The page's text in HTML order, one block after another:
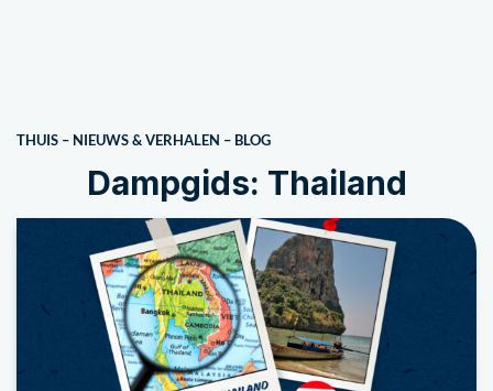
THUIS – NIEUWS & VERHALEN – BLOG
Dampgids: Thailand